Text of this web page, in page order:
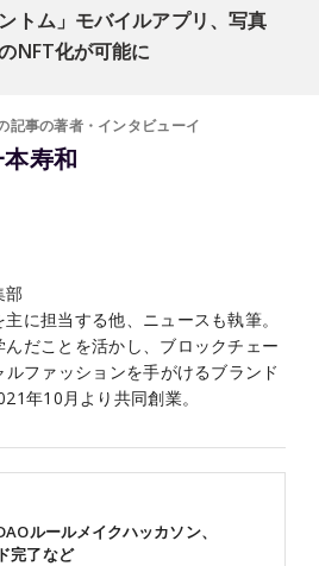
ントム」モバイルアプリ、写真
NFT化が可能に
記事の著者・インタビューイ
寿和
部
に担当する他、ニュースも執筆。
んだことを活かし、ブロックチェー
ファッションを手がけるブランド
年10月より共同創業。
ルールメイクハッカソン、
完了など